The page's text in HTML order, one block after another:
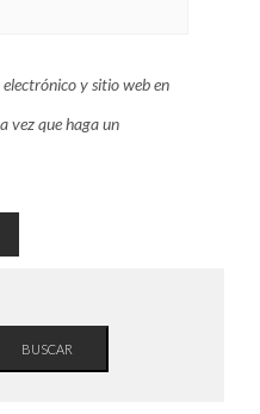
y sitio web en
vez que haga un
BUSCAR